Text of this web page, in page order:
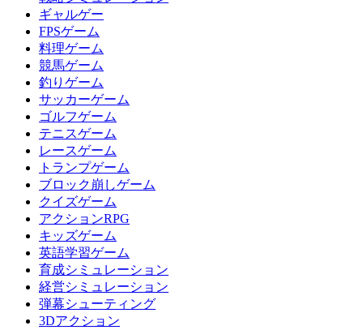
ギャルゲー
FPSゲーム
料理ゲーム
競馬ゲーム
釣りゲーム
サッカーゲーム
ゴルフゲーム
テニスゲーム
レースゲーム
トランプゲーム
ブロック崩しゲーム
クイズゲーム
アクションRPG
キッズゲーム
英語学習ゲーム
育成シミュレーション
経営シミュレーション
弾幕シューティング
3Dアクション